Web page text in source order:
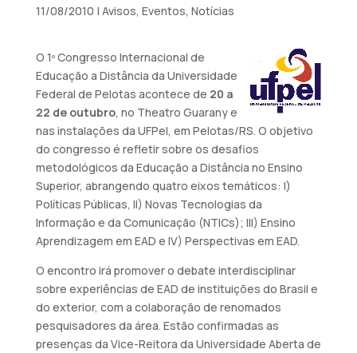
11/08/2010 | Avisos, Eventos, Notícias
O 1º Congresso Internacional de
Educação a Distância da Universidade
Federal de Pelotas acontece de 20 a
22 de outubro, no Theatro Guarany e
nas instalações da UFPel, em Pelotas/RS. O objetivo
do congresso é refletir sobre os desafios
metodológicos da Educação a Distância no Ensino
Superior, abrangendo quatro eixos temáticos: I)
Políticas Públicas, II) Novas Tecnologias da
Informação e da Comunicação (NTICs); III) Ensino
Aprendizagem em EAD e IV) Perspectivas em EAD.
O encontro irá promover o debate interdisciplinar
sobre experiências de EAD de instituições do Brasil e
do exterior, com a colaboração de renomados
pesquisadores da área. Estão confirmadas as
presenças da Vice-Reitora da Universidade Aberta de